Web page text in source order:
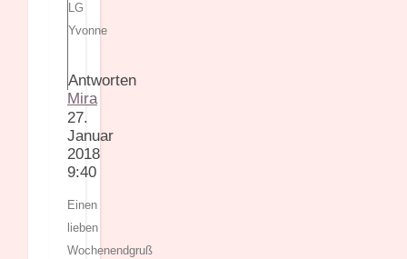
LG
Yvonne
Antworten
Mira
27.
Januar
2018
9:40
Einen
lieben
Wochenendgruß